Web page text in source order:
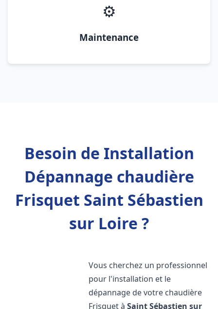
⚙️
Maintenance
Besoin de Installation
Dépannage chaudière
Frisquet Saint Sébastien
sur Loire ?
Vous cherchez un professionnel
pour l'installation et le
dépannage de votre chaudière
Frisquet àSaint Sébastien sur